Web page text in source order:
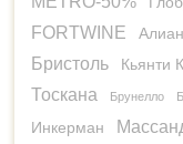
FORTWINE
Бристоль Кьянти
Тоскана Брунелло
Инкерман